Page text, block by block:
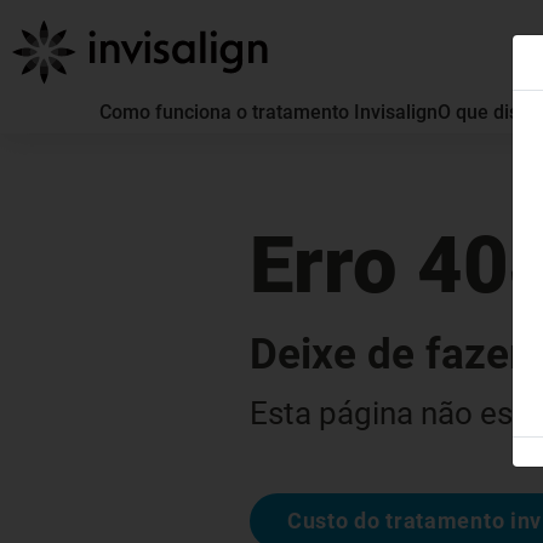
Como funciona o tratamento InvisalignO que
Erro
Deixe de fazer
Esta página não
Custo do tratamento